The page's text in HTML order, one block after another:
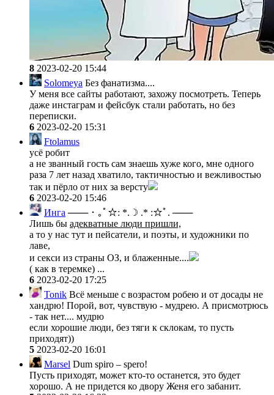
8 2023-02-20 15:44
Solomeya Без фанатизма....
У меня все сайты работают, захожу посмотреть. Теперь
даже инстаграм и фейсбук стали работать, но без
переписки.
6 2023-02-20 15:31
Ftolamus
усё робит
а не званный гость сам знаешь хуже кого, мне одного
раза 7 лет назад хватило, тактичностью и вежливостью
так и пёрло от них за версту
6 2023-02-20 15:46
Инга ─── ･ ｡ﾟ☆: *.☽ .* :☆ﾟ. ───
Лишь бы адекватные люди пришли,
а то у нас тут и пейсатели, и поэты, и художники по
лаве,
и секси из страны ОЗ, и блаженные....
( как в теремке) ...
6 2023-02-20 17:25
Tonik Всё меньше с возрастом робею и от досады не
хандрю! Порой, вот, чувствую - мудрею. А присмотрюсь
- так нет.... мудрю
если хорошие люди, без тяги к склокам, то пусть
приходят))
5 2023-02-20 16:01
Marsel Dum spiro – spero!
Пусть приходят, может кто-то останется, это будет
хорошо. А не придется ко двору Женя его забанит.